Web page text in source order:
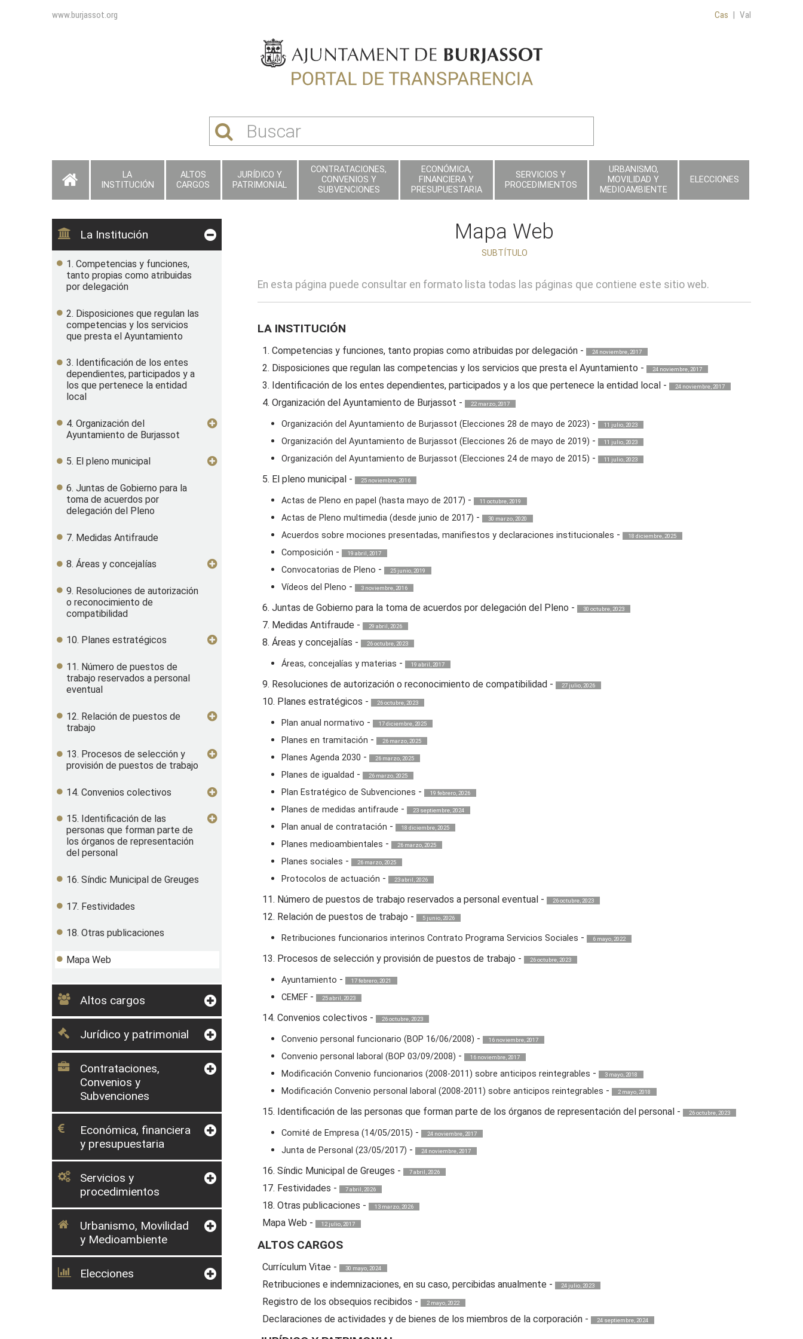
www.burjassot.org Cas | Val
LA
INSTITUCIÓN
ALTOS
CARGOS
JURÍDICO Y
PATRIMONIAL
CONTRATACIONES,
CONVENIOS Y
SUBVENCIONES
ECONÓMICA,
FINANCIERA Y
PRESUPUESTARIA
SERVICIOS Y
PROCEDIMIENTOS
URBANISMO,
MOVILIDAD Y
MEDIOAMBIENTE
ELECCIONES
La Institución
1. Competencias y funciones,
tanto propias como atribuidas
por delegación
2. Disposiciones que regulan las
competencias y los servicios
que presta el Ayuntamiento
3. Identificación de los entes
dependientes, participados y a
los que pertenece la entidad
local
4. Organización del
Ayuntamiento de Burjassot
5. El pleno municipal
6. Juntas de Gobierno para la
toma de acuerdos por
delegación del Pleno
7. Medidas Antifraude
8. Áreas y concejalías
9. Resoluciones de autorización
o reconocimiento de
compatibilidad
10. Planes estratégicos
11. Número de puestos de
trabajo reservados a personal
eventual
12. Relación de puestos de
trabajo
13. Procesos de selección y
provisión de puestos de trabajo
14. Convenios colectivos
15. Identificación de las
personas que forman parte de
los órganos de representación
del personal
16. Síndic Municipal de Greuges
17. Festividades
18. Otras publicaciones
Mapa Web
Altos cargos
Jurídico y patrimonial
Contrataciones,
Convenios y
Subvenciones
Económica, financiera
y presupuestaria
Servicios y
procedimientos
Urbanismo, Movilidad
y Medioambiente
Elecciones
Mapa Web
SUBTÍTULO
En esta página puede consultar en formato lista todas las páginas que contiene este sitio web.
LA INSTITUCIÓN
1. Competencias y funciones, tanto propias como atribuidas por delegación - 24 noviembre, 2017
2. Disposiciones que regulan las competencias y los servicios que presta el Ayuntamiento - 24 noviembre, 2017
3. Identificación de los entes dependientes, participados y a los que pertenece la entidad local - 24 noviembre, 2017
4. Organización del Ayuntamiento de Burjassot - 22 marzo, 2017
Organización del Ayuntamiento de Burjassot (Elecciones 28 de mayo de 2023) - 11 julio, 2023
Organización del Ayuntamiento de Burjassot (Elecciones 26 de mayo de 2019) - 11 julio, 2023
Organización del Ayuntamiento de Burjassot (Elecciones 24 de mayo de 2015) - 11 julio, 2023
5. El pleno municipal - 25 noviembre, 2016
Actas de Pleno en papel (hasta mayo de 2017) - 11 octubre, 2019
Actas de Pleno multimedia (desde junio de 2017) - 30 marzo, 2020
Acuerdos sobre mociones presentadas, manifiestos y declaraciones institucionales - 18 diciembre, 2025
Composición - 19 abril, 2017
Convocatorias de Pleno - 25 junio, 2019
Vídeos del Pleno - 3 noviembre, 2016
6. Juntas de Gobierno para la toma de acuerdos por delegación del Pleno - 30 octubre, 2023
7. Medidas Antifraude - 29 abril, 2026
8. Áreas y concejalías - 26 octubre, 2023
Áreas, concejalías y materias - 19 abril, 2017
9. Resoluciones de autorización o reconocimiento de compatibilidad - 27 julio, 2026
10. Planes estratégicos - 26 octubre, 2023
Plan anual normativo - 17 diciembre, 2025
Planes en tramitación - 26 marzo, 2025
Planes Agenda 2030 - 26 marzo, 2025
Planes de igualdad - 26 marzo, 2025
Plan Estratégico de Subvenciones - 19 febrero, 2026
Planes de medidas antifraude - 23 septiembre, 2024
Plan anual de contratación - 18 diciembre, 2025
Planes medioambientales - 26 marzo, 2025
Planes sociales - 26 marzo, 2025
Protocolos de actuación - 23 abril, 2026
11. Número de puestos de trabajo reservados a personal eventual - 26 octubre, 2023
12. Relación de puestos de trabajo - 5 junio, 2026
Retribuciones funcionarios interinos Contrato Programa Servicios Sociales - 6 mayo, 2022
13. Procesos de selección y provisión de puestos de trabajo - 26 octubre, 2023
Ayuntamiento - 17 febrero, 2021
CEMEF - 25 abril, 2023
14. Convenios colectivos - 26 octubre, 2023
Convenio personal funcionario (BOP 16/06/2008) - 16 noviembre, 2017
Convenio personal laboral (BOP 03/09/2008) - 16 noviembre, 2017
Modificación Convenio funcionarios (2008-2011) sobre anticipos reintegrables - 3 mayo, 2018
Modificación Convenio personal laboral (2008-2011) sobre anticipos reintegrables - 2 mayo, 2018
15. Identificación de las personas que forman parte de los órganos de representación del personal - 26 octubre, 2023
Comité de Empresa (14/05/2015) - 24 noviembre, 2017
Junta de Personal (23/05/2017) - 24 noviembre, 2017
16. Síndic Municipal de Greuges - 7 abril, 2026
17. Festividades - 7 abril, 2026
18. Otras publicaciones - 13 marzo, 2026
Mapa Web - 12 julio, 2017
ALTOS CARGOS
Currículum Vitae - 30 mayo, 2024
Retribuciones e indemnizaciones, en su caso, percibidas anualmente - 24 julio, 2023
Registro de los obsequios recibidos - 2 mayo, 2022
Declaraciones de actividades y de bienes de los miembros de la corporación - 24 septiembre, 2024